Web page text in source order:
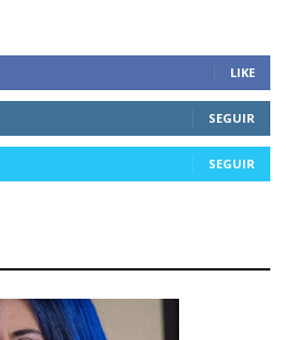
LIKE
SEGUIR
SEGUIR